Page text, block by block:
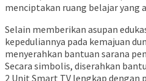
menciptakan ruang belajar yang
Selain memberikan asupan
kepeduliannya pada kemajuan
menyerahkan bantuan sarana
Secara simbolis, diserahkan
2 Unit Smart TV lengkap